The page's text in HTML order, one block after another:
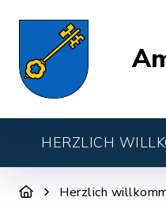
HERZLICH
Herzlich